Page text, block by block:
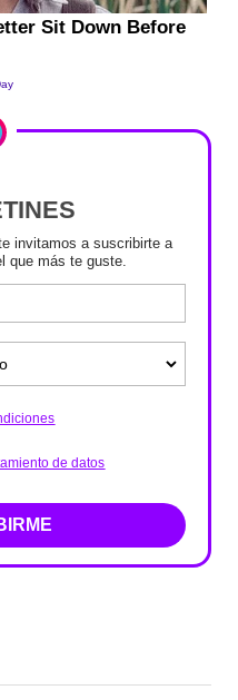
invitamos a suscribirte a
que más te guste.
de datos